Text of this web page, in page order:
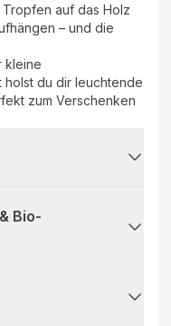
Tropfen auf das Holz
– und die
kleine
holst du dir leuchtende
zum Verschenken
Bio-